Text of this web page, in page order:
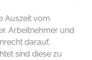
Auszeit vom
Arbeitnehmer und
darauf,
sind diese zu